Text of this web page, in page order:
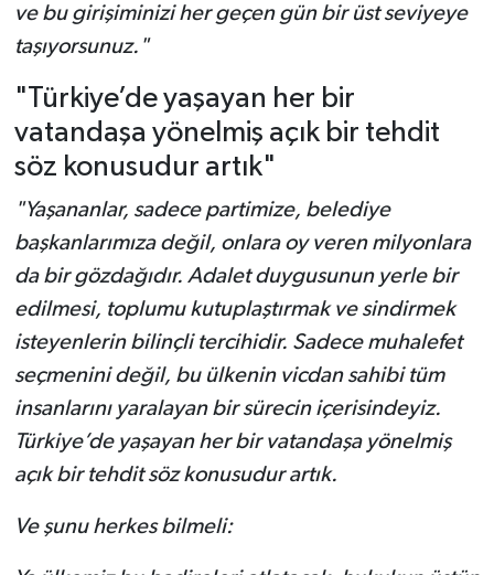
ve bu girişiminizi her geçen gün bir üst seviyeye
taşıyorsunuz."
"Türkiye’de yaşayan her bir
vatandaşa yönelmiş açık bir tehdit
söz konusudur artık"
"Yaşananlar, sadece partimize, belediye
başkanlarımıza değil, onlara oy veren milyonlara
da bir gözdağıdır. Adalet duygusunun yerle bir
edilmesi, toplumu kutuplaştırmak ve sindirmek
isteyenlerin bilinçli tercihidir. Sadece muhalefet
seçmenini değil, bu ülkenin vicdan sahibi tüm
insanlarını yaralayan bir sürecin içerisindeyiz.
Türkiye’de yaşayan her bir vatandaşa yönelmiş
açık bir tehdit söz konusudur artık.
Ve şunu herkes bilmeli: